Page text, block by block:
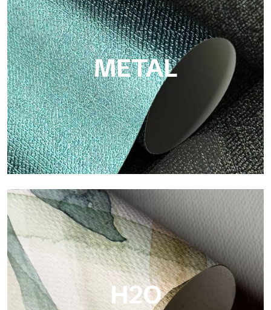
Eco de Tecnografica es el papel pintado ecológico de fibra de
celulosa: soporte sostenible, sin PVC, con colores claros y de
alta calidad.
METAL
Metal
Metal es el papel pintado metálico de Tecnografica, con
reflejos metálicos únicos que resaltan los colores oro, plata,
cobre y ricos.
H2O